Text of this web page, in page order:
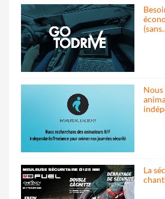
La